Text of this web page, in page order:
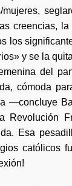
creencias,
los
y se la
del
cómoda
—concluye
Revolución
Esa
católicos